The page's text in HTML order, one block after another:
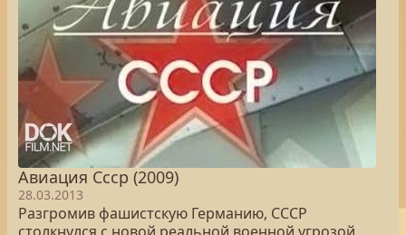
Авиация Ссср (2009)
28.03.2013
Разгромив фашистскую Германию, СССР